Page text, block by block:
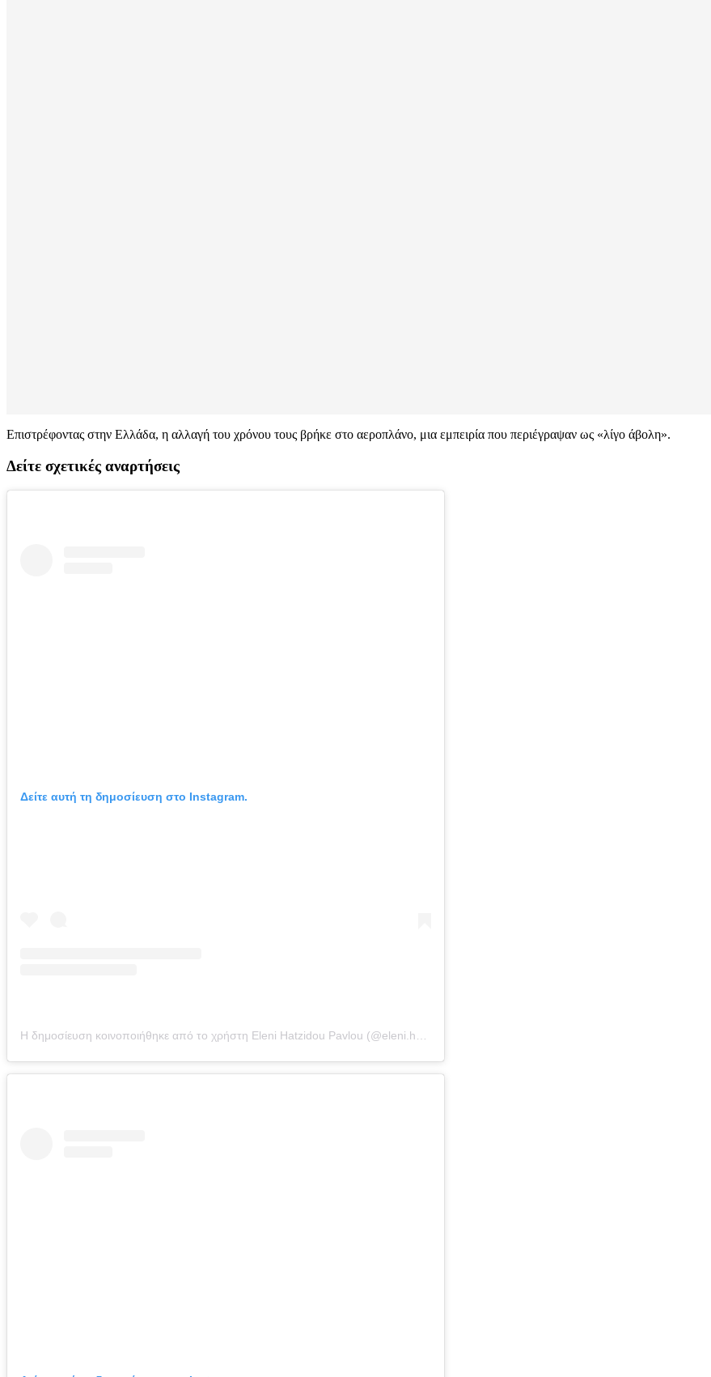
Επιστρέφοντας στην Ελλάδα, η αλλαγή του χρόνου τους βρήκε στο αεροπλάνο, μια εμπειρία που περιέγραψαν ως «λίγο άβολη».
Δείτε σχετικές αναρτήσεις
Δείτε αυτή τη δημοσίευση στο Instagram.
Η δημοσίευση κοινοποιήθηκε από το χρήστη Eleni Hatzidou Pavlou (@eleni.hatzidou)